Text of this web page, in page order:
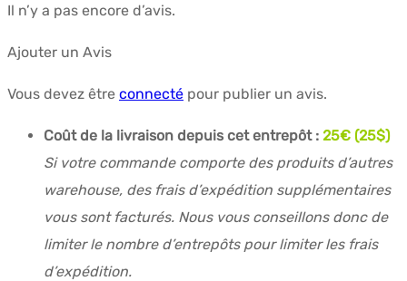
Il n’y a pas encore d’avis.
Ajouter un Avis
Vous devez être connecté pour publier un avis.
Coût de la livraison depuis cet entrepôt : 25€ (25$)
Si votre commande comporte des produits d’autres
warehouse, des frais d’expédition supplémentaires
vous sont facturés. Nous vous conseillons donc de
limiter le nombre d’entrepôts pour limiter les frais
d’expédition.